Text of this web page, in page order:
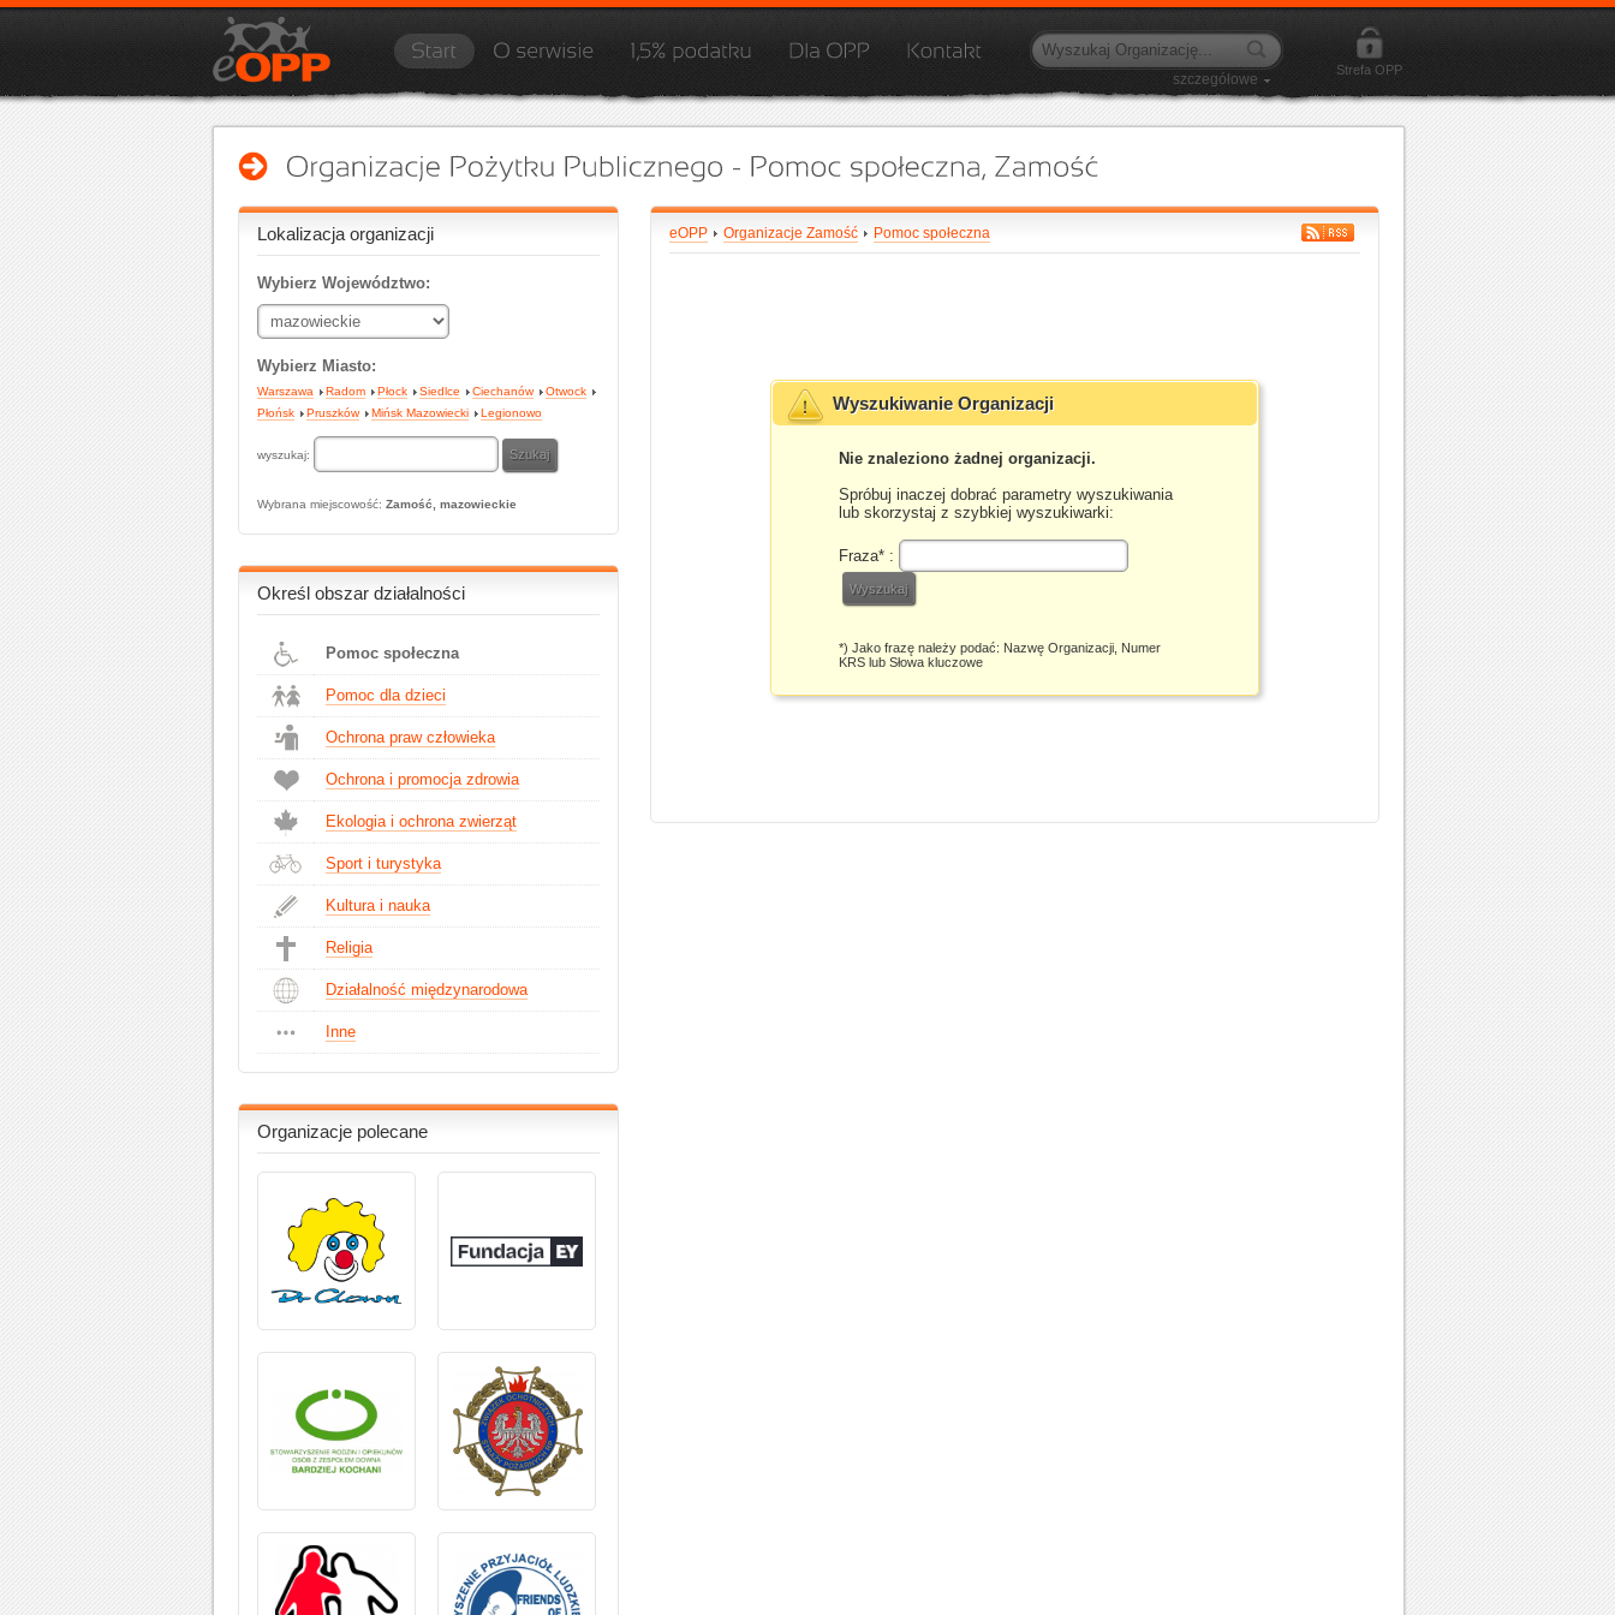
szczegółowe
Strefa OPP
Lokalizacja organizacji
Wybierz Województwo:
Wybierz Miasto:
Warszawa Radom Płock Siedlce Ciechanów
Otwock
Płońsk
Pruszków Mińsk Mazowiecki Legionowo
wyszukaj:
Wybrana miejscowość: Zamość, mazowieckie
Określ obszar działalności
Pomoc społeczna
Pomoc dla dzieci
Ochrona praw człowieka
Ochrona i promocja zdrowia
Ekologia i ochrona zwierząt
Sport i turystyka
Kultura i nauka
Religia
Działalność międzynarodowa
Inne
Organizacje polecane
eOPP Organizacje Zamość Pomoc społeczna
Wyszukiwanie Organizacji
Nie znaleziono żadnej organizacji.
Spróbuj inaczej dobrać parametry wyszukiwania
lub skorzystaj z szybkiej wyszukiwarki:
Fraza* :
*) Jako frazę należy podać: Nazwę Organizacji, Numer
KRS lub Słowa kluczowe